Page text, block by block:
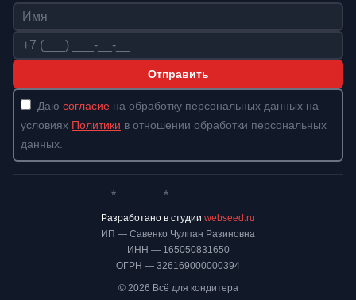
Имя
Телефон
Отправить
Даю согласие на обработку персональных данных на
условиях Политики в отношении обработки персональных
данных.
ИП — Савенко Чулпан Разиновна
ИНН — 165050831650
ОГРН — 326169000000394
© 2026 Всё для кондитера
* *
Разработано в студии webseed.ru